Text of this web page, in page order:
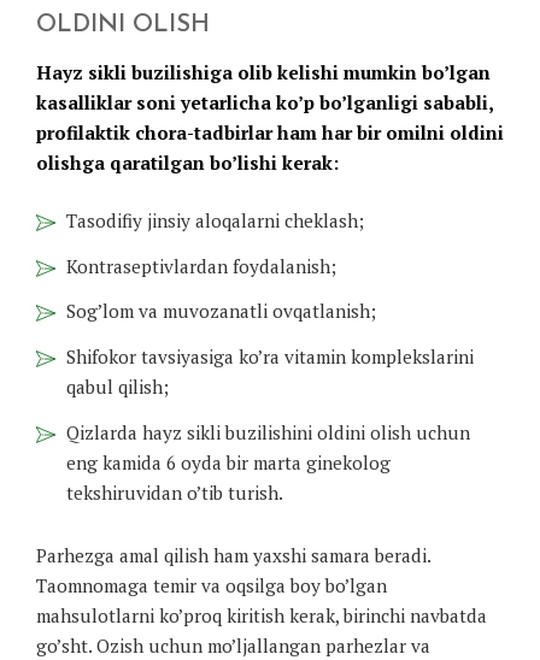
OLDINI OLISH
Hayz sikli buzilishiga olib kelishi mumkin bo’lgan
kasalliklar soni yetarlicha ko’p bo’lganligi sababli,
profilaktik chora-tadbirlar ham har bir omilni oldini
olishga qaratilgan bo’lishi kerak:
Tasodifiy jinsiy aloqalarni cheklash;
Kontraseptivlardan foydalanish;
Sog’lom va muvozanatli ovqatlanish;
Shifokor tavsiyasiga ko’ra vitamin komplekslarini
qabul qilish;
Qizlarda hayz sikli buzilishini oldini olish uchun
eng kamida 6 oyda bir marta ginekolog
tekshiruvidan o’tib turish.
Parhezga amal qilish ham yaxshi samara beradi.
Taomnomaga temir va oqsilga boy bo’lgan
mahsulotlarni ko’proq kiritish kerak, birinchi navbatda
go’sht. Ozish uchun mo’ljallangan parhezlar va